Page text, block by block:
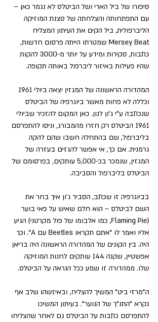
סיפורו של ביל הארי ושל הביטלס לא נגמר כאן –
עם התפתחותה והצלחתה של סצנת המוזיקה
הליברפולית, ביל הקים את העיתון המצליח
Mersey Beat שמטרתו הייתה פרסום חדשות,
כתבות, סקירות ומידע על יותר מ-3000 להקות
שהיו פעילות באיזור ליברפול באותה תקופה.
וכללה לא פחות מאשר ביוגרפיה של הביטלס
שנכתבה ע"י ג'ון לנון. כאן המקום להזכיר שביולי
1961 הביטלס רק חזרו מהמבורג, וניסו להתפרסם
בליברפול, שם בהתחלה חשבו שהם להקה
גרמנית. אם כך, אי אפשר להגזים בעזרה של
המגזין, שנמכר בכ-5,000 עותקים, בפרסומם של
הביטלס בליברפול והסביבה.
בביוגרפיה זו שכתב, הסביר ג'ון איך בחר את
השם לביטלס – הוא חלם שאיש על פאי בוער
(Flaming Pie, כמו אלבומו של פול מקרטני) הגיע
אליו ואמר לו "אתם תקראו Beetles עם A". וכך
היה. בין הקונים של המהדורה הראשונה היה בריאן
אפשטיין, שקנה 144 עותקים לחנות המוזיקה
שלו. ממהדורה זו שמע ככל הנראה על הביטלס.
ה"מרזי ביט" המשיך להצליח, ובאיזשהו שלב אף
נקרא "התנ"ך של הנוער". בעיתון המשיכו
להתפרסם כתבות על הביטלס גם לאחר שהצליחו